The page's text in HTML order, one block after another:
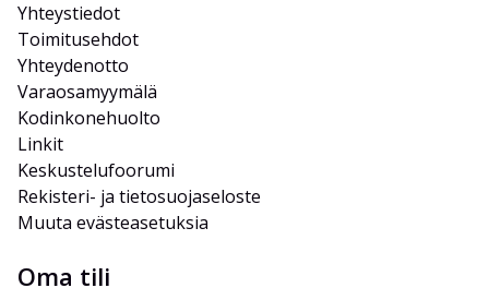
Yhteystiedot
Toimitusehdot
Yhteydenotto
Varaosamyymälä
Kodinkonehuolto
Linkit
Keskustelufoorumi
Rekisteri- ja tietosuojaseloste
Muuta evästeasetuksia
Oma tili